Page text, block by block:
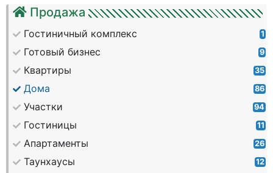
Продажа
Гостиничный комплекс 1
Готовый бизнес 9
Квартиры 35
Дома 86
Участки 94
Гостиницы 11
Апартаменты 26
Таунхаусы 12